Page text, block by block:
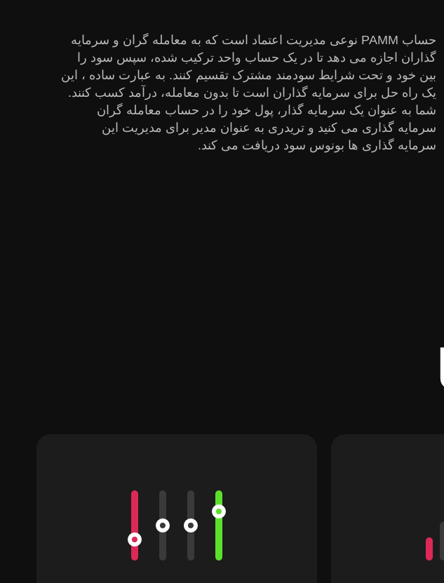
حساب PAMM نوعی مدیریت اعتماد است که به معامله گران و سرمایه
گذاران اجازه می دهد تا در یک حساب واحد ترکیب شده، سپس سود را
بین خود و تحت شرایط سودمند مشترک تقسیم کنند. به عبارت ساده ، این
یک راه حل برای سرمایه گذاران است تا بدون معامله، درآمد کسب کنند.
شما به عنوان یک سرمایه گذار، پول خود را در حساب معامله گران
سرمایه گذاری می کنید و تریدری به عنوان مدیر برای مدیریت این
سرمایه گذاری ها بونوس سود دریافت می کند.